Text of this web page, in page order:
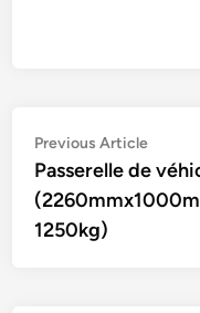
Navigation
de
l’article
Previous Article
Passerelle de
1250kg)